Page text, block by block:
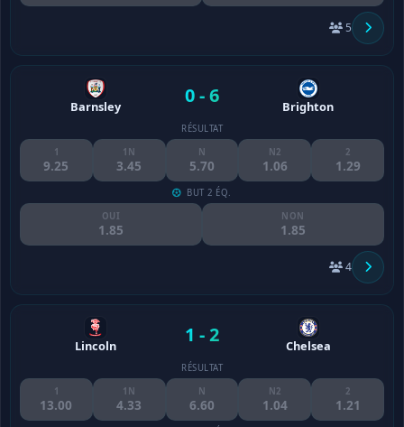
5
Barnsley 0 - 6 Brighton
RÉSULTAT
1
9.25
1N
3.45
N
5.70
N2
1.06
2
1.29
BUT 2 ÉQ.
OUI
1.85
NON
1.85
4
Lincoln 1 - 2 Chelsea
RÉSULTAT
1
13.00
1N
4.33
N
6.60
N2
1.04
2
1.21